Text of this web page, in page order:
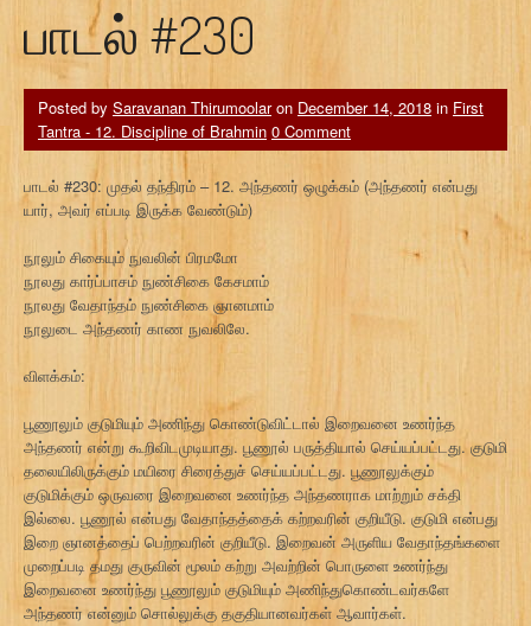
பாடல் #230
Posted by Saravanan Thirumoolaron December 14, 2018 in First
Tantra - 12. Discipline of Brahmin 0 Comment
பாடல் #230: முதல் தந்திரம் – 12. அந்தணர் ஒழுக்கம் (அந்தணர் என்பது
யார், அவர் எப்படி இருக்க வேண்டும்)
நூலும் சிகையும் நுவலின் பிரமமோ
நூலது கார்ப்பாசம் நுண்சிகை கேசமாம்
நூலது வேதாந்தம் நுண்சிகை ஞானமாம்
நூலுடை அந்தணர் காண நுவலிலே.
விளக்கம்:
பூணூலும் குடுமியும் அணிந்து கொண்டுவிட்டால் இறைவனை உணர்ந்த
அந்தணர் என்று கூறிவிடமுடியாது. பூணூல் பருத்தியால் செய்யப்பட்டது. குடுமி
தலையிலிருக்கும் மயிரை சிரைத்துச் செய்யப்பட்டது. பூணூலுக்கும்
குடுமிக்கும் ஒருவரை இறைவனை உணர்ந்த அந்தணராக மாற்றும் சக்தி
இல்லை. பூணூல் என்பது வேதாந்தத்தைக் கற்றவரின் குறியீடு. குடுமி என்பது
இறை ஞானத்தைப் பெற்றவரின் குறியீடு. இறைவன் அருளிய வேதாந்தங்களை
முறைப்படி தமது குருவின் மூலம் கற்று அவற்றின் பொருளை உணர்ந்து
இறைவனை உணர்ந்து பூணூலும் குடுமியும் அணிந்துகொண்டவர்களே
அந்தணர் என்னும் சொல்லுக்கு தகுதியானவர்கள் ஆவார்கள்.